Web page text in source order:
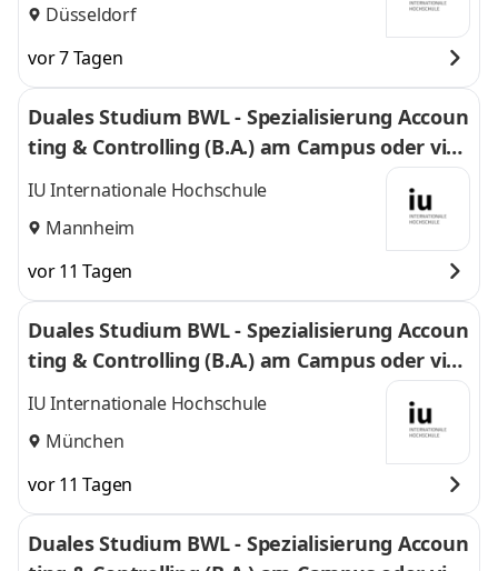
Düsseldorf
vor 7 Tagen
Duales Studium BWL - Spezialisierung Accoun
ting & Controlling (B.A.) am Campus oder virt
uell
IU Internationale Hochschule
Mannheim
vor 11 Tagen
Duales Studium BWL - Spezialisierung Accoun
ting & Controlling (B.A.) am Campus oder virt
uell
IU Internationale Hochschule
München
vor 11 Tagen
Duales Studium BWL - Spezialisierung Accoun